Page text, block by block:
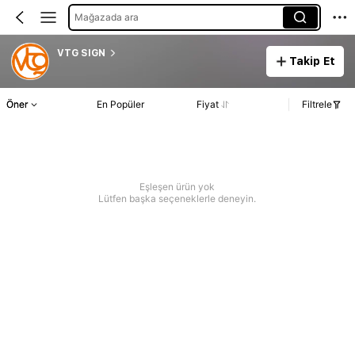
Mağazada ara
VTG SIGN
Takip Et
Öner En Popüler Fiyat Filtrele
Eşleşen ürün yok
Lütfen başka seçeneklerle deneyin.